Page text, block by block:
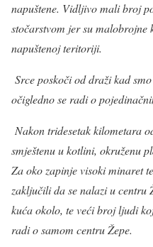
napuštene. Vidljivo mali broj
stočarstvom jer su
napuštenoj teritoriji.
Srce poskoči od draži kad
očigledno se radi o
Nakon tridesetak kilometara
smještenu u kotlini, okruženu
Za oko zapinje visoki minaret
zaključili da se nalazi u centru
kuća okolo, te veći broj ljudi
radi o samom centru Žepe.